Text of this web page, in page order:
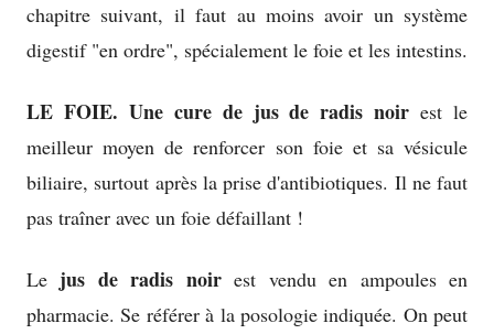
chapitre suivant, il faut au moins avoir un système
digestif "en ordre", spécialement le foie et les intestins.
LE FOIE. Une cure de jus de radis noir est le
meilleur moyen de renforcer son foie et sa vésicule
biliaire, surtout après la prise d'antibiotiques. Il ne faut
pas traîner avec un foie défaillant !
Le jus de radis noirest vendu en ampoules en
pharmacie. Se référer à la posologie indiquée. On peut